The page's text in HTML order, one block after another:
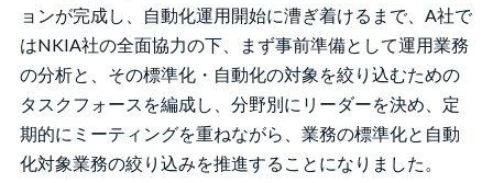
ョンが完成し、自動化運用開始に漕ぎ着けるまで、A社で
はNKIA社の全面協力の下、まず事前準備として運用業務
の分析と、その標準化・自動化の対象を絞り込むための
タスクフォースを編成し、分野別にリーダーを決め、定
期的にミーティングを重ねながら、業務の標準化と自動
化対象業務の絞り込みを推進することになりました。